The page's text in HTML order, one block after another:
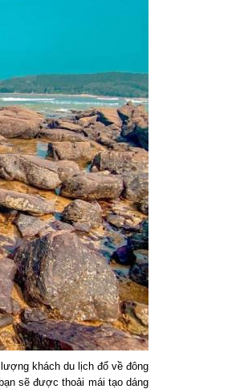
khách du lịch đổ về đông
sẽ được thoải mái tạo dáng